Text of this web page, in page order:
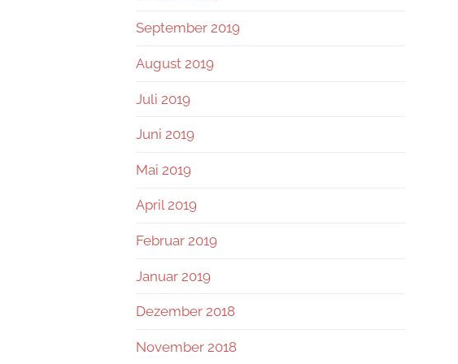
September 2019
August 2019
Juli 2019
Juni 2019
Mai 2019
April 2019
Februar 2019
Januar 2019
Dezember 2018
November 2018